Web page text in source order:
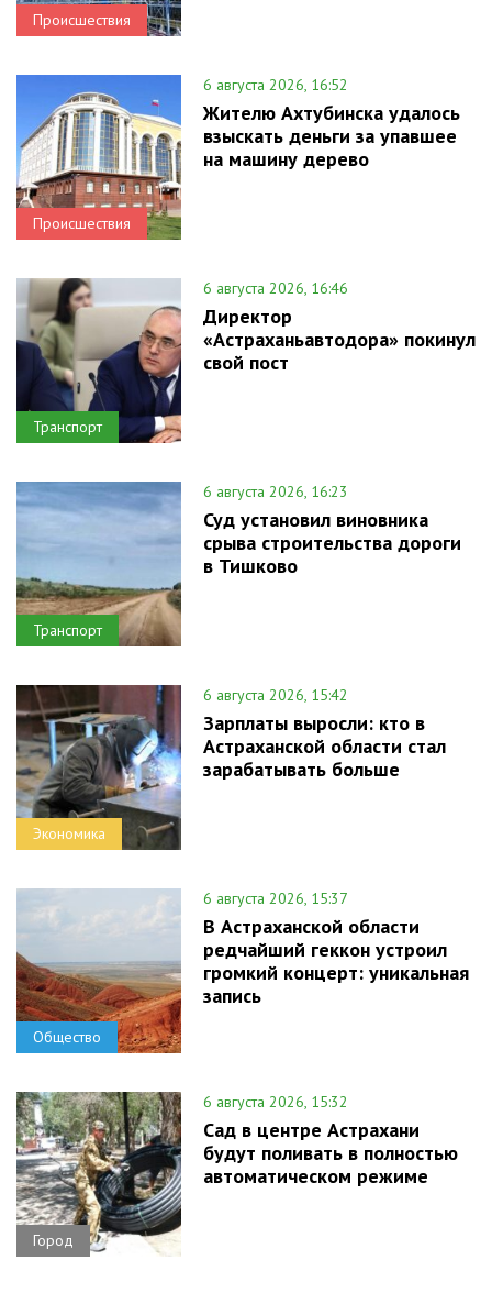
Происшествия
Происшествия
6 августа 2026, 16:52
Жителю Ахтубинска удалось
взыскать деньги за упавшее
на машину дерево
Транспорт
6 августа 2026, 16:46
Директор
«Астраханьавтодора» покинул
свой пост
Транспорт
6 августа 2026, 16:23
Суд установил виновника
срыва строительства дороги
в Тишково
Экономика
6 августа 2026, 15:42
Зарплаты выросли: кто в
Астраханской области стал
зарабатывать больше
Общество
6 августа 2026, 15:37
В Астраханской области
редчайший геккон устроил
громкий концерт: уникальная
запись
Город
6 августа 2026, 15:32
Сад в центре Астрахани
будут поливать в полностью
автоматическом режиме